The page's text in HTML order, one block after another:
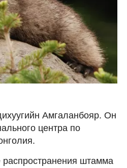
Амгаланбояр. Он
центра по
штамма